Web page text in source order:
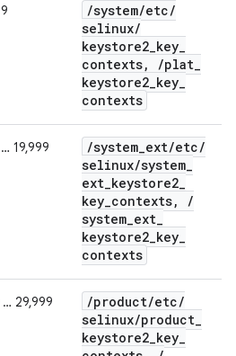
/system/etc/
selinux/
keystore2_key_
contexts, /plat_
keystore2_key_
contexts
19,999 /system_ext/etc/
selinux/system_
ext_keystore2_
key_contexts,
/
system_ext_
keystore2_key_
contexts
29,999 /product/etc/
selinux/product_
keystore2_key_